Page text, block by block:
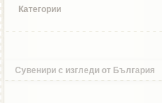
Категории
Сувенири с изгледи от България